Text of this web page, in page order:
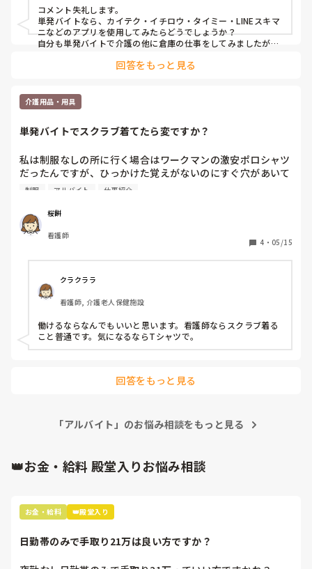
コメント失礼します。
単発バイトなら、カイテク・イチロウ・タイミー・LINEスキマ
ニなどのアプリを使用してみたらどうでしょうか？
自分も単発バイトで介護の他に倉庫の仕事をしてみましたが、
回答をもっと見る
介護用品・用具
単発バイトでスクラブ着てたら変ですか？
私は制服なしの所に行く場合はワークマンの激安ポロシャツ
だったんですが、ひっかけた覚えがないのにすぐ穴があいて
いてコスパ悪いなと思い始めました。
良くてヘビロテしてるんですが自分で買える金額ではな
く…。
トで介護施設が多いので、介護施設でスクラブって浮きます
また、看護師アピールしてるみたいに思われたりしますか？
准看護師ですが全然気にせず介護の求人に応募したりしま
単発の皆さんポロシャツですらなく普通のTシャツで来たり
制服 アルバイト 仕事紹介
桜餅
看護師
4 ・ 05/15
クラクララ
看護師, 介護老人保健施設
働けるならなんでもいいと思います。看護師ならスクラブ着る
こと普通です。気になるならTシャツで。
回答をもっと見る
「アルバイト」のお悩み相談をもっと見る
👑お金・給料 殿堂入りお悩み相談
お金・給料 👑殿堂入り
日勤帯のみで手取り21万は良い方ですか？